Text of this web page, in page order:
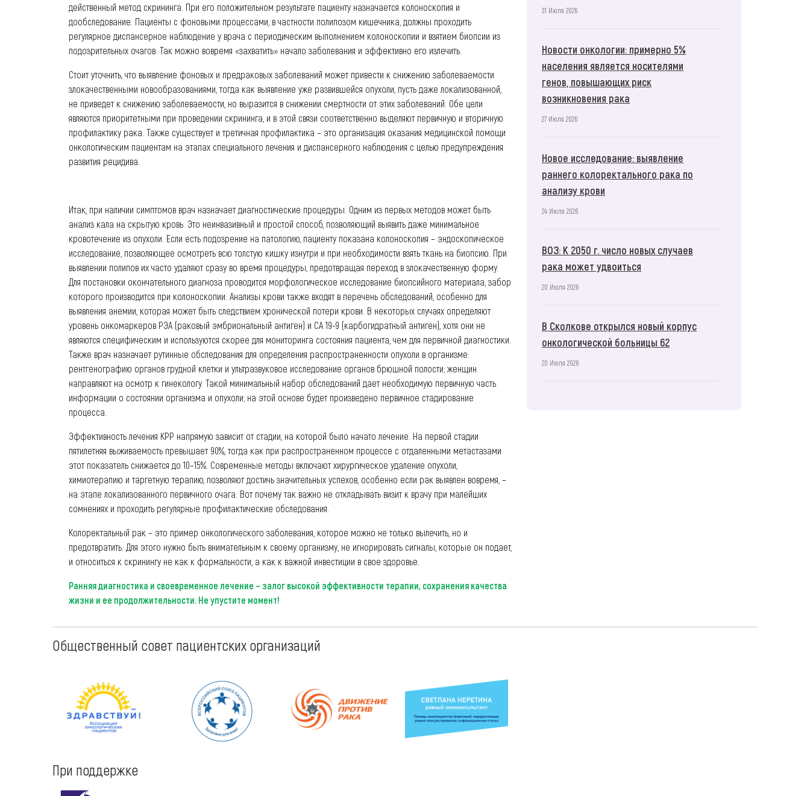
действенный метод скрининга. При его положительном результате пациенту назначается колоноскопия и
дообследование. Пациенты с фоновыми процессами, в частности полипозом кишечника, должны проходить
регулярное диспансерное наблюдение у врача с периодическим выполнением колоноскопии и взятием биопсии из
подозрительных очагов. Так можно вовремя «захватить» начало заболевания и эффективно его излечить.
Стоит уточнить, что выявление фоновых и предраковых заболеваний может привести к снижению заболеваемости
злокачественными новообразованиями, тогда как выявление уже развившейся опухоли, пусть даже локализованной,
не приведет к снижению заболеваемости, но выразится в снижении смертности от этих заболеваний. Обе цели
являются приоритетными при проведении скрининга, и в этой связи соответственно выделяют первичную и вторичную
профилактику рака. Также существует и третичная профилактика – это организация оказания медицинской помощи
онкологическим пациентам на этапах специального лечения и диспансерного наблюдения с целью предупреждения
развития рецидива.
Итак, при наличии симптомов врач назначает диагностические процедуры. Одним из первых методов может быть
анализ кала на скрытую кровь. Это неинвазивный и простой способ, позволяющий выявить даже минимальное
кровотечение из опухоли. Если есть подозрение на патологию, пациенту показана колоноскопия – эндоскопическое
исследование, позволяющее осмотреть всю толстую кишку изнутри и при необходимости взять ткань на биопсию. При
выявлении полипов их часто удаляют сразу во время процедуры, предотвращая переход в злокачественную форму.
Для постановки окончательного диагноза проводится морфологическое исследование биопсийного материала, забор
которого производится при колоноскопии. Анализы крови также входят в перечень обследований, особенно для
выявления анемии, которая может быть следствием хронической потери крови. В некоторых случаях определяют
уровень онкомаркеров РЭА (раковый эмбриональный антиген) и СА 19-9 (карбогидратный антиген), хотя они не
являются специфическим и используются скорее для мониторинга состояния пациента, чем для первичной диагностики.
Также врач назначает рутинные обследования для определения распространенности опухоли в организме:
рентгенографию органов грудной клетки и ультразвуковое исследование органов брюшной полости; женщин
направляют на осмотр к гинекологу. Такой минимальный набор обследований дает необходимую первичную часть
информации о состоянии организма и опухоли; на этой основе будет произведено первичное стадирование
процесса.
Эффективность лечения КРР напрямую зависит от стадии, на которой было начато лечение. На первой стадии
пятилетняя выживаемость превышает 90%, тогда как при распространенном процессе с отдаленными метастазами
этот показатель снижается до 10–15%. Современные методы включают хирургическое удаление опухоли,
химиотерапию и таргетную терапию, позволяют достичь значительных успехов, особенно если рак выявлен вовремя, –
на этапе локализованного первичного очага. Вот почему так важно не откладывать визит к врачу при малейших
сомнениях и проходить регулярные профилактические обследования.
Колоректальный рак – это пример онкологического заболевания, которое можно не только вылечить, но и
предотвратить. Для этого нужно быть внимательным к своему организму, не игнорировать сигналы, которые он подает,
и относиться к скринингу не как к формальности, а как к важной инвестиции в свое здоровье.
Ранняя диагностика и своевременное лечение – залог высокой эффективности терапии, сохранения качества
жизни и ее продолжительности. Не упустите момент!
31 Июля 2026
Новости онкологии: примерно 5%
населения является носителями
генов, повышающих риск
возникновения рака
27 Июля 2026
Новое исследование: выявление
раннего колоректального рака по
анализу крови
24 Июля 2026
ВОЗ: К 2050 г. число новых случаев
рака может удвоиться
20 Июля 2026
В Сколкове открылся новый корпус
онкологической больницы 62
20 Июля 2026
Общественный совет пациентских организаций
При поддержке